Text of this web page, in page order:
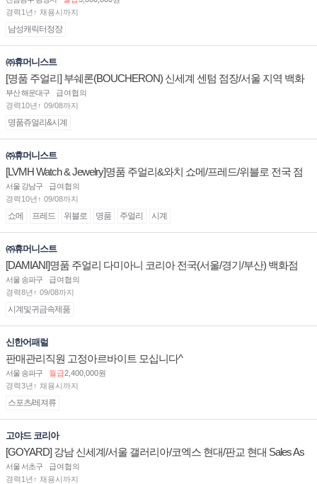
경력1년↑ 채용시까지
남성캐릭터정장
㈜휴머니스트
[명품 주얼리] 부쉐론(BOUCHERON) 신세계 센텀 점장/서울 지역 백화
점 판매사원 채용
부산 해운대구
급여협의
경력10년↑ 09/08까지
명품쥬얼리&시계
㈜휴머니스트
[LVMH Watch & Jewelry]명품 주얼리&와치 쇼메/프레드/위블로 전국 점
장/부점장/판매사원 채용
서울 강남구
급여협의
경력10년↑ 09/08까지
쇼메 프레드 위블로 명품 주얼리 시계
㈜휴머니스트
[DAMIANI]명품 주얼리 다미아니 코리아 전국(서울/경기/부산) 백화점
부점장/판매사원 채용
서울 송파구
급여협의
경력8년↑ 09/08까지
시계및귀금속제품
신한어패럴
판매관리직원 고정아르바이트 모십니다^
서울 송파구 월급2,400,000원
경력3년↑ 채용시까지
스포츠/레져류
고야드 코리아
[GOYARD] 강남 신세계/서울 갤러리아/코엑스 현대/판교 현대 Sales As
sociate 채용
서울 서초구
급여협의
경력1년↑ 채용시까지